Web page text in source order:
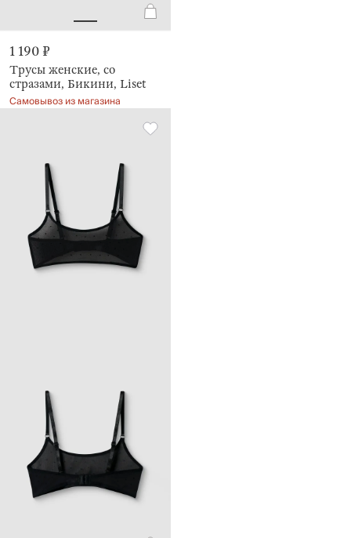
1 190 ₽
Трусы женские, со
стразами, Бикини, Liset
Самовывоз из магазина